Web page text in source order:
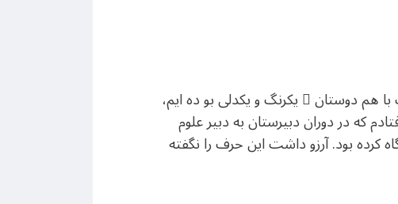
هم دوستان ِ یکرنگ و یکدلی بو ده ایم،
که در دوران دبیرستان به دبیر علوم
بود. آرزو داشت این حرف را نگفته